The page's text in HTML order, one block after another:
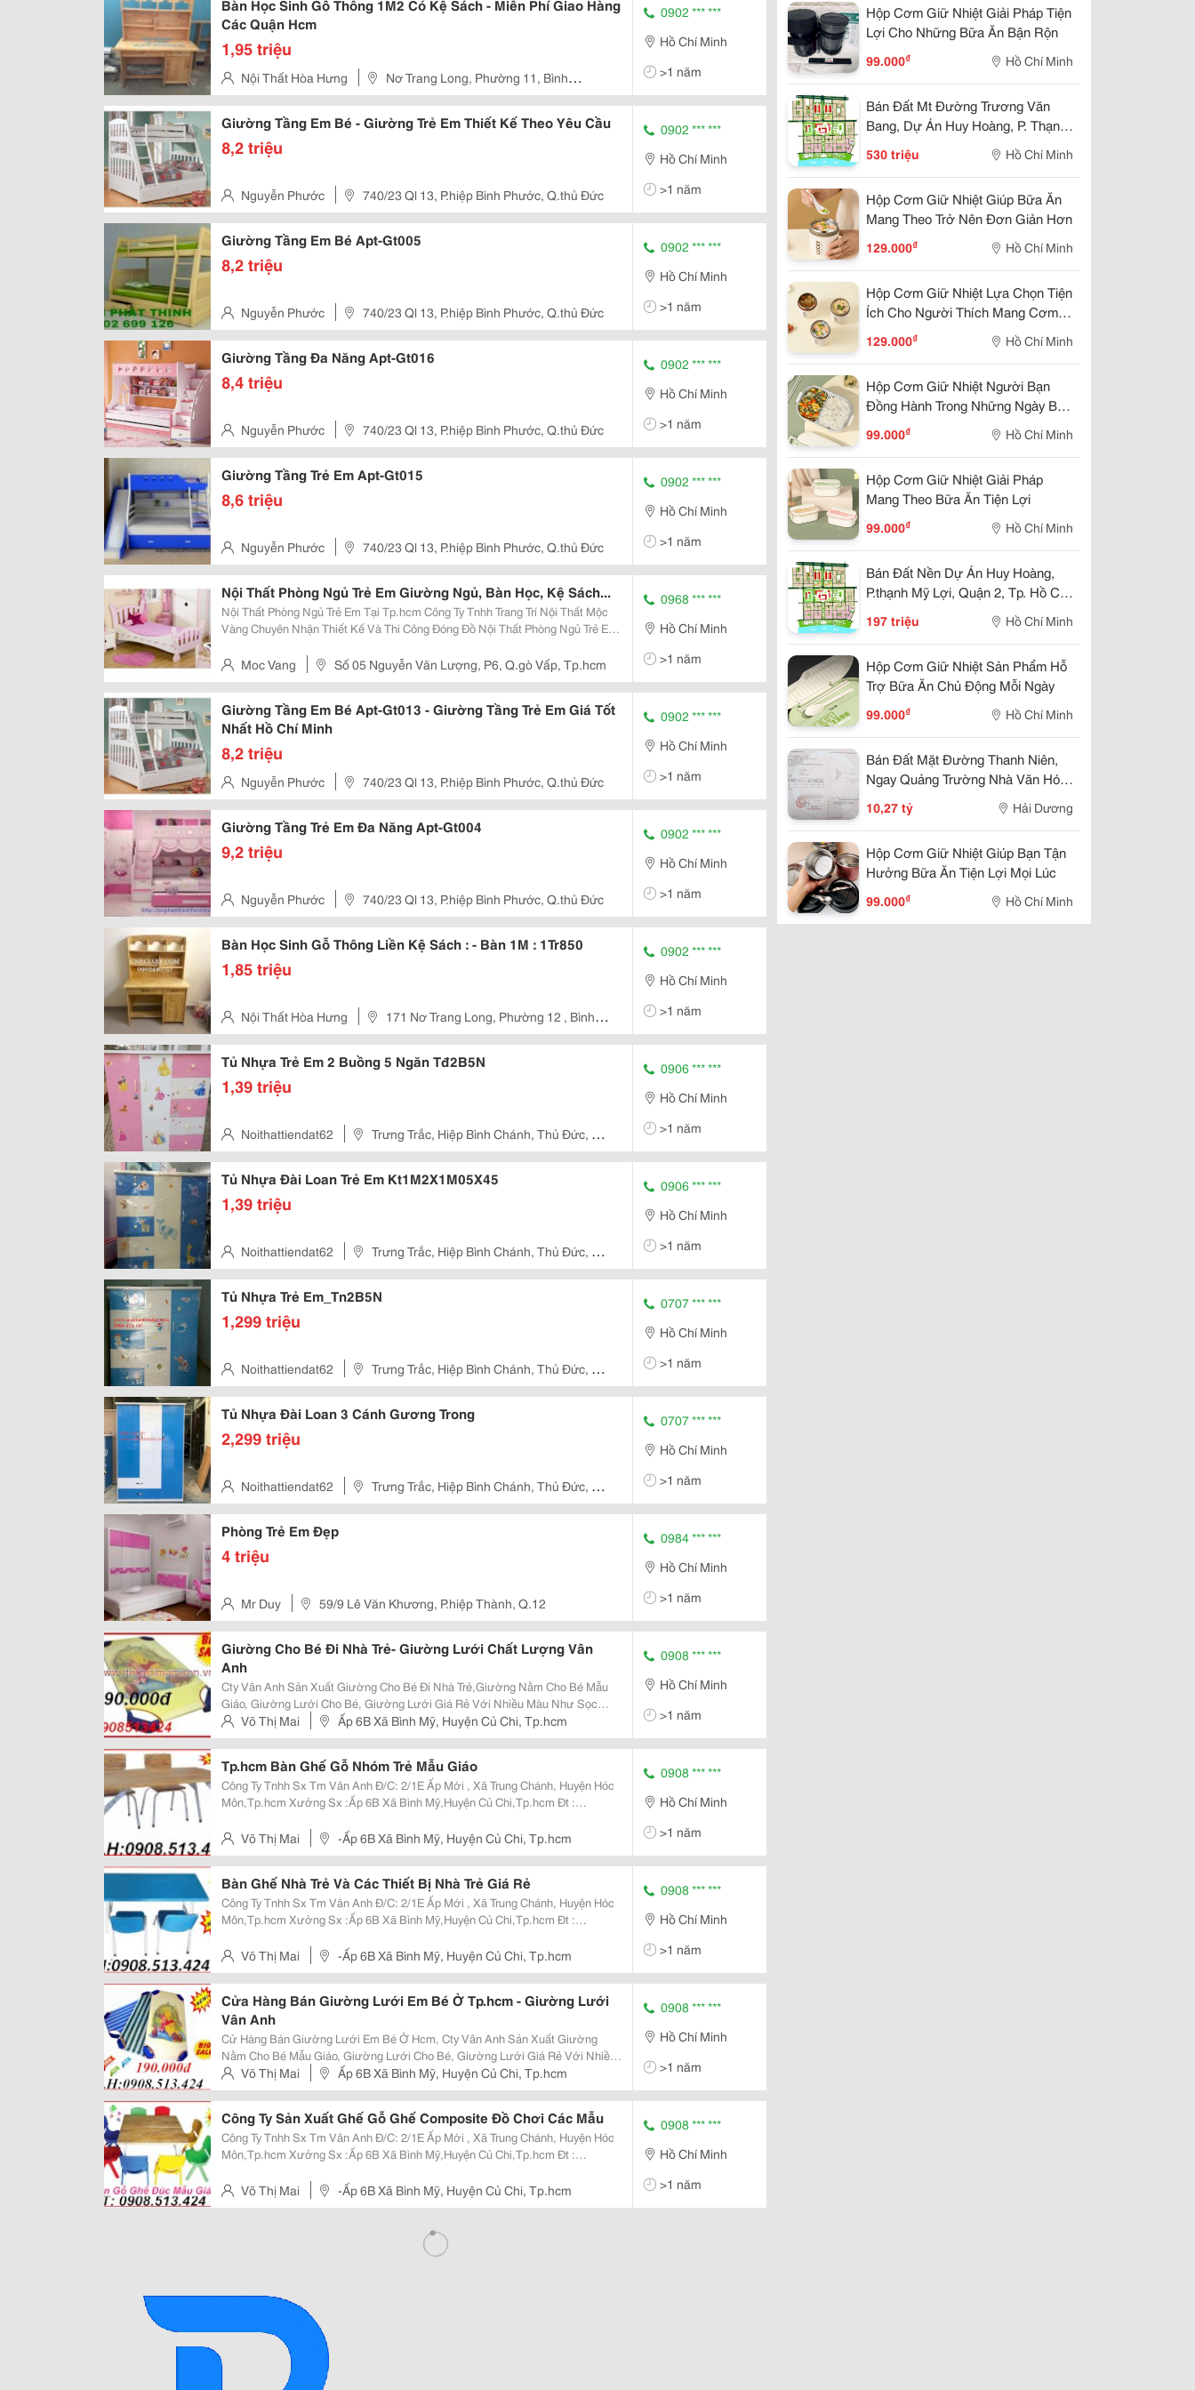
Bàn Học Sinh Gỗ Thông 1M2 Có Kệ Sách - Miễn Phí Giao Hàng
Các Quận Hcm
1,95 triệu
Nội Thất Hòa Hưng
Nơ Trang Long, Phường 11, Bình
Thạnh, Hồ Chí Minh, Việt Nam
0902 *** ***
Hồ Chí Minh
>1 năm
Giường Tầng Em Bé - Giường Trẻ Em Thiết Kế Theo Yêu Cầu
8,2 triệu
Nguyễn Phước 740/23 Ql 13, P.hiệp Bình Phước, Q.thủ Đức
0902 *** ***
Hồ Chí Minh
>1 năm
Giường Tầng Em Bé Apt-Gt005
8,2 triệu
Nguyễn Phước 740/23 Ql 13, P.hiệp Bình Phước, Q.thủ Đức
0902 *** ***
Hồ Chí Minh
>1 năm
Giường Tầng Đa Năng Apt-Gt016
8,4 triệu
Nguyễn Phước 740/23 Ql 13, P.hiệp Bình Phước, Q.thủ Đức
0902 *** ***
Hồ Chí Minh
>1 năm
Giường Tầng Trẻ Em Apt-Gt015
8,6 triệu
Nguyễn Phước 740/23 Ql 13, P.hiệp Bình Phước, Q.thủ Đức
0902 *** ***
Hồ Chí Minh
>1 năm
Nội Thất Phòng Ngủ Trẻ Em Giường Ngủ, Bàn Học, Kệ Sách...
Nội Thất Phòng Ngủ Trẻ Em Tại Tp.hcm Công Ty Tnhh Trang Trí Nội Thất Mộc
Vàng Chuyên Nhận Thiết Kế Và Thi Công Đóng Đồ Nội Thất Phòng Ngủ Trẻ Em
Tường. Với Mong Muốn Đem Lại C
Moc Vang Số 05 Nguyễn Văn Lượng, P6, Q.gò Vấp, Tp.hcm
0968 *** ***
Hồ Chí Minh
>1 năm
Giường Tầng Em Bé Apt-Gt013 - Giường Tầng Trẻ Em Giá Tốt
Nhất Hồ Chí Minh
8,2 triệu
Nguyễn Phước 740/23 Ql 13, P.hiệp Bình Phước, Q.thủ Đức
0902 *** ***
Hồ Chí Minh
>1 năm
Giường Tầng Trẻ Em Đa Năng Apt-Gt004
9,2 triệu
Nguyễn Phước 740/23 Ql 13, P.hiệp Bình Phước, Q.thủ Đức
0902 *** ***
Hồ Chí Minh
>1 năm
Bàn Học Sinh Gỗ Thông Liền Kệ Sách : - Bàn 1M : 1Tr850
1,85 triệu
Nội Thất Hòa Hưng
171 Nơ Trang Long, Phường 12 , Bình
Thạnh
0902 *** ***
Hồ Chí Minh
>1 năm
Tủ Nhựa Trẻ Em 2 Buồng 5 Ngăn Tđ2B5N
1,39 triệu
Noithattiendat62
Trưng Trắc, Hiệp Bình Chánh, Thủ Đức, Hồ
Chí Minh, Việt Nam
0906 *** ***
Hồ Chí Minh
>1 năm
Tủ Nhựa Đài Loan Trẻ Em Kt1M2X1M05X45
1,39 triệu
Noithattiendat62
Trưng Trắc, Hiệp Bình Chánh, Thủ Đức, Hồ
Chí Minh, Việt Nam
0906 *** ***
Hồ Chí Minh
>1 năm
Tủ Nhựa Trẻ Em_Tn2B5N
1,299 triệu
Noithattiendat62
Trưng Trắc, Hiệp Bình Chánh, Thủ Đức, Hồ
Chí Minh, Việt Nam
0707 *** ***
Hồ Chí Minh
>1 năm
Tủ Nhựa Đài Loan 3 Cánh Gương Trong
2,299 triệu
Noithattiendat62
Trưng Trắc, Hiệp Bình Chánh, Thủ Đức, Hồ
Chí Minh, Việt Nam
0707 *** ***
Hồ Chí Minh
>1 năm
Phòng Trẻ Em Đẹp
4 triệu
Mr Duy 59/9 Lê Văn Khương, P.hiệp Thành, Q.12
0984 *** ***
Hồ Chí Minh
>1 năm
Giường Cho Bé Đi Nhà Trẻ- Giường Lưới Chất Lượng Vân
Anh
Cty Vân Anh Sản Xuất Giường Cho Bé Đi Nhà Trẻ,Giường Nằm Cho Bé Mẫu
Giáo, Giường Lưới Cho Bé, Giường Lưới Giá Rẻ Với Nhiều Màu Như Sọc
Xanh Dương, Hình Gấu, Hình Chuột Michkey, Với Khung Sắt Sơn Tĩnh Điện
Chắc Chắn, Sử Dụng Lâu Bền Lâu,Giao Hàng Các
Võ Thị Mai Ấp 6B Xã Bình Mỹ, Huyện Củ Chi, Tp.hcm
0908 *** ***
Hồ Chí Minh
>1 năm
Tp.hcm Bàn Ghế Gỗ Nhóm Trẻ Mẫu Giáo
Công Ty Tnhh Sx Tm Vân Anh Đ/C: 2/1E Ấp Mới , Xã Trung Chánh, Huyện Hóc
Môn,Tp.hcm Xưởng Sx :Ấp 6B Xã Bình Mỹ,Huyện Củ Chi,Tp.hcm Đt :
Www:dochoimamnon.vn Email:maivo03.Vananh@
Võ Thị Mai -Ấp 6B Xã Bình Mỹ, Huyện Củ Chi, Tp.hcm
0908 *** ***
Hồ Chí Minh
>1 năm
Bàn Ghế Nhà Trẻ Và Các Thiết Bị Nhà Trẻ Giá Rẻ
Công Ty Tnhh Sx Tm Vân Anh Đ/C: 2/1E Ấp Mới , Xã Trung Chánh, Huyện Hóc
Môn,Tp.hcm Xưởng Sx :Ấp 6B Xã Bình Mỹ,Huyện Củ Chi,Tp.hcm Đt :
Www:dochoimamnon.vn Email:maivo03.Vananh@
Võ Thị Mai -Ấp 6B Xã Bình Mỹ, Huyện Củ Chi, Tp.hcm
0908 *** ***
Hồ Chí Minh
>1 năm
Cửa Hàng Bán Giường Lưới Em Bé Ở Tp.hcm - Giường Lưới
Vân Anh
Cử Hàng Bán Giường Lưới Em Bé Ở Hcm, Cty Vân Anh Sản Xuất Giường
Nằm Cho Bé Mẫu Giáo, Giường Lưới Cho Bé, Giường Lưới Giá Rẻ Với Nhiều
Màu Như Sọc Xanh Dương, Hình Gấu, Hình Chuột Michkey, Sử Dụng Lâu Bền
Lâu,Giao Hàng Các Quận Ở Hcm, Liên Hệ Ngay Để
Võ Thị Mai Ấp 6B Xã Bình Mỹ, Huyện Củ Chi, Tp.hcm
0908 *** ***
Hồ Chí Minh
>1 năm
Công Ty Sản Xuất Ghế Gỗ Ghế Composite Đồ Chơi Các Mẫu
Công Ty Tnhh Sx Tm Vân Anh Đ/C: 2/1E Ấp Mới , Xã Trung Chánh, Huyện Hóc
Môn,Tp.hcm Xưởng Sx :Ấp 6B Xã Bình Mỹ,Huyện Củ Chi,Tp.hcm Đt :
Www:dochoimamnon.vn Email:maivo03.Vananh@
Võ Thị Mai -Ấp 6B Xã Bình Mỹ, Huyện Củ Chi, Tp.hcm
0908 *** ***
Hồ Chí Minh
>1 năm
Hộp Cơm Giữ Nhiệt Giải Pháp Tiện
Lợi Cho Những Bữa Ăn Bận Rộn
99.000₫ Hồ Chí Minh
Bán Đất Mt Đường Trương Văn
Bang, Dự Án Huy Hoàng, P. Thạnh
Mỹ Lợi, Quận 2, (8X21M) Giá
530Tr/M2
530 triệu Hồ Chí Minh
Hộp Cơm Giữ Nhiệt Giúp Bữa Ăn
Mang Theo Trở Nên Đơn Giản Hơn
129.000₫ Hồ Chí Minh
Hộp Cơm Giữ Nhiệt Lựa Chọn Tiện
Ích Cho Người Thích Mang Cơm
129.000₫ Hồ Chí Minh
Hộp Cơm Giữ Nhiệt Người Bạn
Đồng Hành Trong Những Ngày Bận
99.000₫ Hồ Chí Minh
Hộp Cơm Giữ Nhiệt Giải Pháp
Mang Theo Bữa Ăn Tiện Lợi
99.000₫ Hồ Chí Minh
Bán Đất Nền Dự Án Huy Hoàng,
P.thạnh Mỹ Lợi, Quận 2, Tp. Hồ Chí
Minh (15X20M) Giá 197Tr/M2
197 triệu Hồ Chí Minh
Hộp Cơm Giữ Nhiệt Sản Phẩm Hỗ
Trợ Bữa Ăn Chủ Động Mỗi Ngày
99.000₫ Hồ Chí Minh
Bán Đất Mặt Đường Thanh Niên,
Ngay Quảng Trường Nhà Văn Hóa
Xứ Đông, Tp Hd, 87.75M2
10,27 tỷ Hải Dương
Hộp Cơm Giữ Nhiệt Giúp Bạn Tận
Hưởng Bữa Ăn Tiện Lợi Mọi Lúc
99.000₫ Hồ Chí Minh